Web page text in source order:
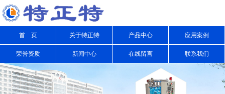
首 页 关于特正特 产品中心 应用案例
荣誉资质 新闻中心 在线留言 联系我们
信息搜索
搜索